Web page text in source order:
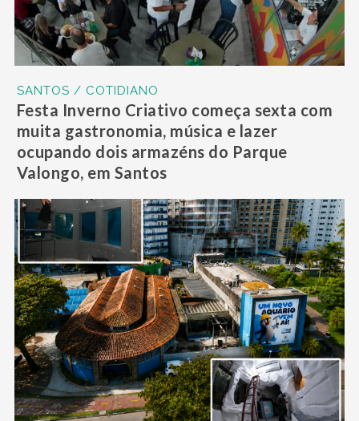
SANTOS / COTIDIANO
Festa Inverno Criativo começa sexta com
muita gastronomia, música e lazer
ocupando dois armazéns do Parque
Valongo, em Santos